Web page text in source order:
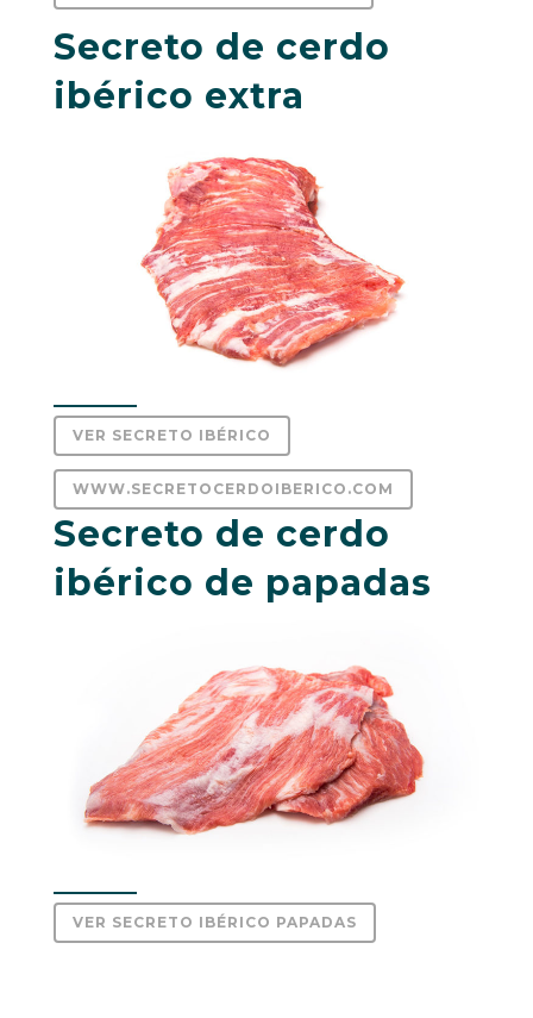
Secreto de cerdo
ibérico extra
VER SECRETO IBÉRICO
WWW.SECRETOCERDOIBERICO.COM
Secreto de cerdo
ibérico de papadas
VER SECRETO IBÉRICO PAPADAS